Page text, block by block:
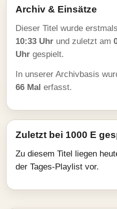
Archiv & Einsätze
Dieser Titel wurde
10:33 Uhr und zuletzt am
Uhr gespielt.
In unserer Archivbasis
66 Mal erfasst.
Zuletzt bei 1000 E
Zu diesem Titel liegen
der Tages-Playlist vor.